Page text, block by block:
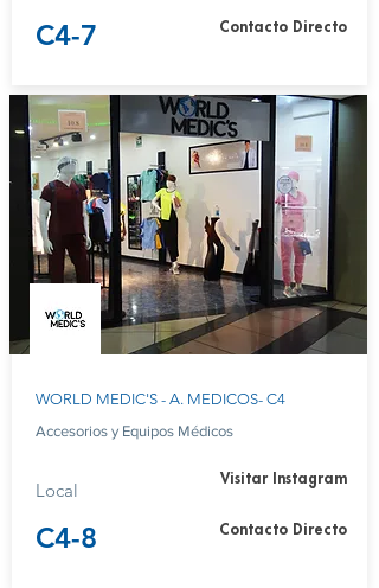
C4-7 Contacto Directo
WORLD MEDIC'S - A. MEDICOS- C4
Accesorios y Equipos Médicos
Local
Visitar Instagram
C4-8 Contacto Directo